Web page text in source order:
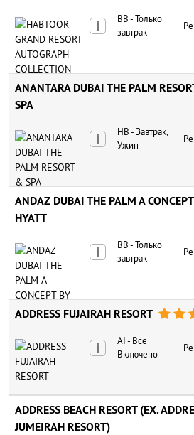
BB - Только
завтрак
i
ANANTARA DUBAI THE PALM
SPA
HB - Завтрак,
Ужин
i
ANDAZ DUBAI THE PALM A
HYATT
BB - Только
завтрак
i
ADDRESS FUJAIRAH RESORT  
AI - Все
Включено
i
ADDRESS BEACH RESORT (EX.
JUMEIRAH RESORT)